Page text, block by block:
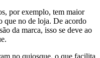
por exemplo, tem maior
que no de loja. De acordo
da marca, isso se deve ao